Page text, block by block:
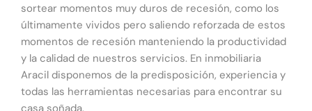
sortear momentos muy duros de recesión, como los
últimamente vividos pero saliendo reforzada de estos
momentos de recesión manteniendo la productividad
y la calidad de nuestros servicios. En inmobiliaria
Aracil disponemos de la predisposición, experiencia y
todas las herramientas necesarias para encontrar su